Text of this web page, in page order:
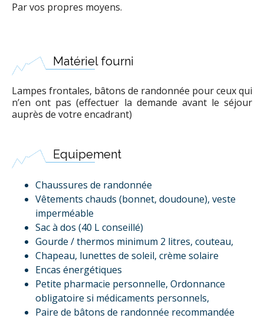
Par vos propres moyens.
Matériel fourni
Lampes frontales, bâtons de randonnée pour ceux qui
n’en ont pas (effectuer la demande avant le séjour
auprès de votre encadrant)
Equipement
Chaussures de randonnée
Vêtements chauds (bonnet, doudoune), veste
imperméable
Sac à dos (40 L conseillé)
Gourde / thermos minimum 2 litres, couteau,
Chapeau, lunettes de soleil, crème solaire
Encas énergétiques
Petite pharmacie personnelle, Ordonnance
obligatoire si médicaments personnels,
Paire de bâtons de randonnée recommandée